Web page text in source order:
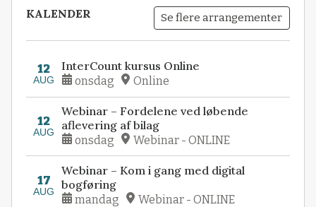
KALENDER Se flere arrangementer
12
AUG
InterCount kursus Online
onsdag Online
12
AUG
Webinar – Fordelene ved løbende
aflevering af bilag
onsdag Webinar - ONLINE
17
AUG
Webinar – Kom i gang med digital
bogføring
mandag Webinar - ONLINE